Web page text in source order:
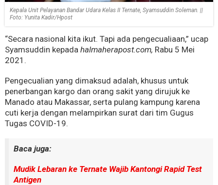
Kepala Unit Pelayanan Bandar Udara Kelas II Ternate, Syamsuddin Soleman. ||
Foto: Yunita Kadir/Hpost
“Secara nasional kita ikut. Tapi ada pengecualiaan,” ucap
Syamsuddin kepada halmaherapost.com, Rabu 5 Mei
2021.
Pengecualian yang dimaksud adalah, khusus untuk
penerbangan kargo dan orang sakit yang dirujuk ke
Manado atau Makassar, serta pulang kampung karena
cuti kerja dengan melampirkan surat dari tim Gugus
Tugas COVID-19.
Baca juga:
Mudik Lebaran ke Ternate Wajib Kantongi Rapid Test
Antigen